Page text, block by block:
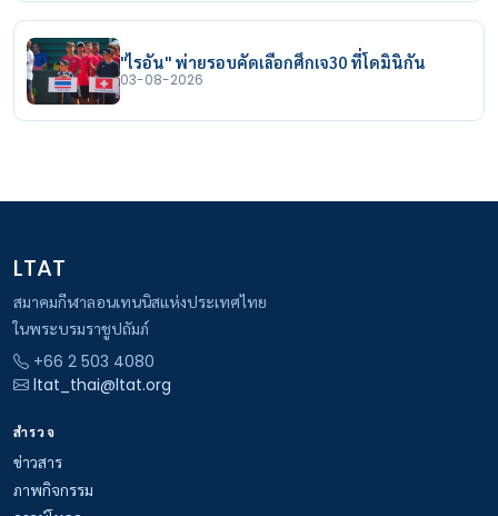
"ไรอัน" พ่ายรอบคัดเลือกศึกเจ30 ที่โดมินิกัน
03-08-2026
LTAT
สมาคมกีฬาลอนเทนนิสแห่งประเทศไทย
ในพระบรมราชูปถัมภ์
+66 2 503 4080
ltat_thai@ltat.org
สำรวจ
ข่าวสาร
ภาพกิจกรรม